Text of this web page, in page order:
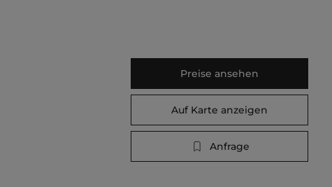
Preise ansehen
Auf Karte anzeigen
Anfrage